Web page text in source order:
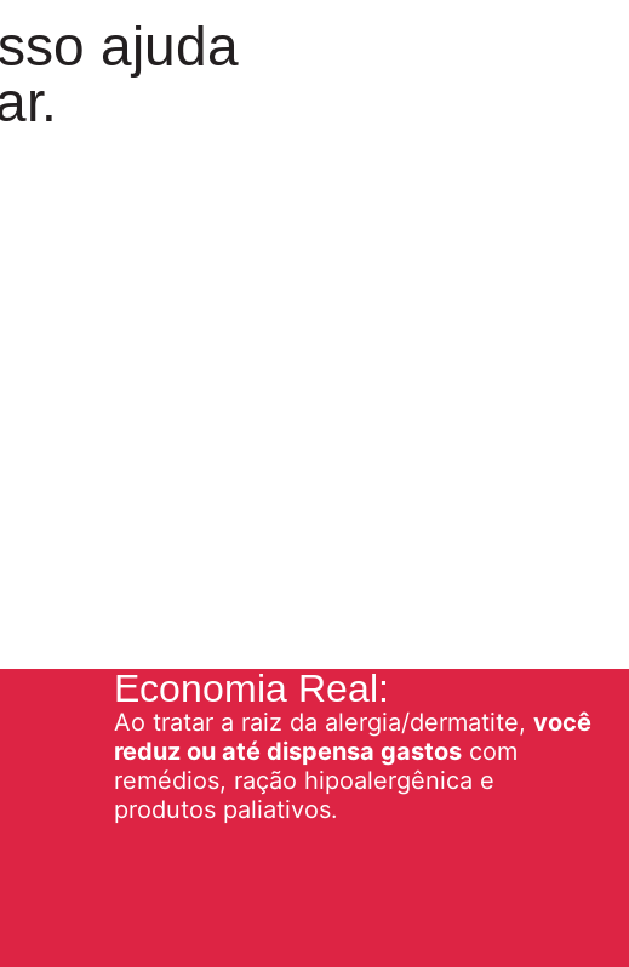
ajuda
Economia Real:
Ao tratar a raiz da alergia/dermatite,você
reduz ou até dispensa gastos com
remédios, ração hipoalergênica e
produtos paliativos.